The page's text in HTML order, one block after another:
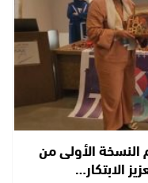
الأولى من